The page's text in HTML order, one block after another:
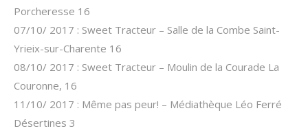
Porcheresse 16
07/10/ 2017 : Sweet Tracteur – Salle de la Combe Saint-
Yrieix-sur-Charente 16
08/10/ 2017 : Sweet Tracteur – Moulin de la Courade La
Couronne, 16
11/10/ 2017 : Même pas peur! – Médiathèque Léo Ferré
Désertines 3